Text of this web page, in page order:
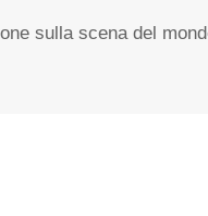
sulla scena del